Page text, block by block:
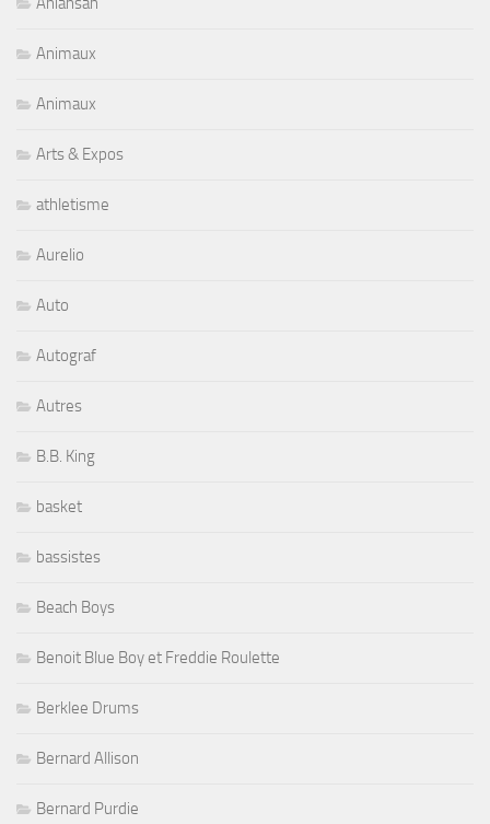
Animaux
Animaux
Arts & Expos
athletisme
Aurelio
Auto
Autograf
Autres
B.B. King
basket
bassistes
Beach Boys
Benoit Blue Boy et Freddie Roulette
Berklee Drums
Bernard Allison
Bernard Purdie